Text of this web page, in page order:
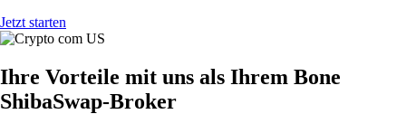
Jetzt starten
Ihre Vorteile mit uns als Ihrem Bone
ShibaSwap-Broker